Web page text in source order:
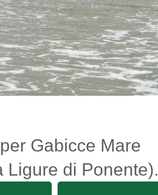
Gabicce Mare
Ligure di Ponente).